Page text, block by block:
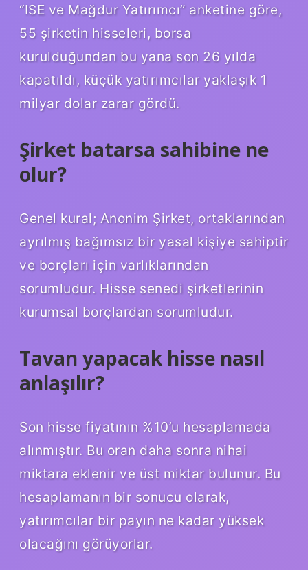
“ISE ve Mağdur Yatırımcı” anketine göre,
55 şirketin hisseleri, borsa
kurulduğundan bu yana son 26 yılda
kapatıldı, küçük yatırımcılar yaklaşık 1
milyar dolar zarar gördü.
Şirket batarsa sahibine ne
olur?
Genel kural; Anonim Şirket, ortaklarından
ayrılmış bağımsız bir yasal kişiye sahiptir
ve borçları için varlıklarından
sorumludur. Hisse senedi şirketlerinin
kurumsal borçlardan sorumludur.
Tavan yapacak hisse nasıl
anlaşılır?
Son hisse fiyatının %10’u hesaplamada
alınmıştır. Bu oran daha sonra nihai
miktara eklenir ve üst miktar bulunur. Bu
hesaplamanın bir sonucu olarak,
yatırımcılar bir payın ne kadar yüksek
olacağını görüyorlar.